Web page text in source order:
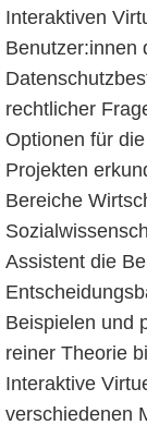
Interaktiven
Benutzer:innen
rechtlicher
Optionen für
Projekten
Bereiche
Assistent die
Beispielen und
reiner Theorie
Interaktive
verschiedenen